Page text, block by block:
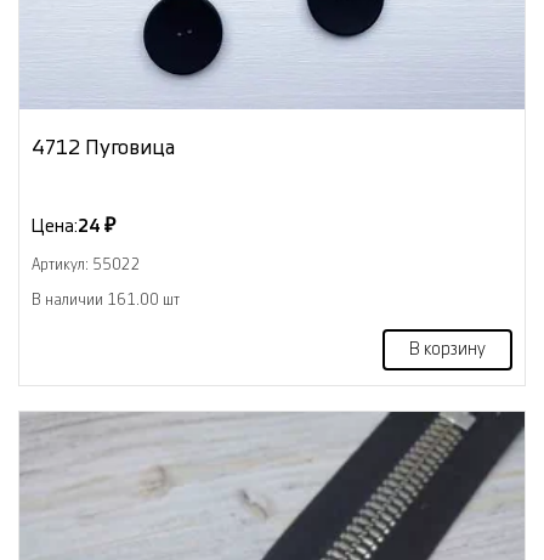
4712 Пуговица
Цена:24 ₽
Артикул: 55022
В наличии 161.00 шт
В корзину